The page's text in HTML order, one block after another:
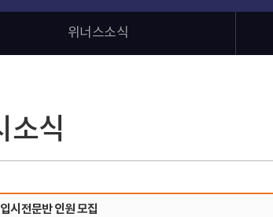
위너스소식
소식
시전문반 인원 모집